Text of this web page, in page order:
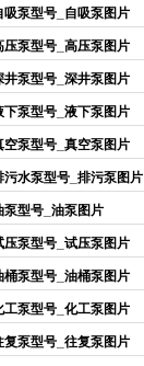
吸泵型号_自吸泵图片
压泵型号_高压泵图片
井泵型号_深井泵图片
下泵型号_液下泵图片
空泵型号_真空泵图片
污水泵型号_排污泵图片
泵型号_油泵图片
压泵型号_试压泵图片
桶泵型号_油桶泵图片
工泵型号_化工泵图片
复泵型号_往复泵图片